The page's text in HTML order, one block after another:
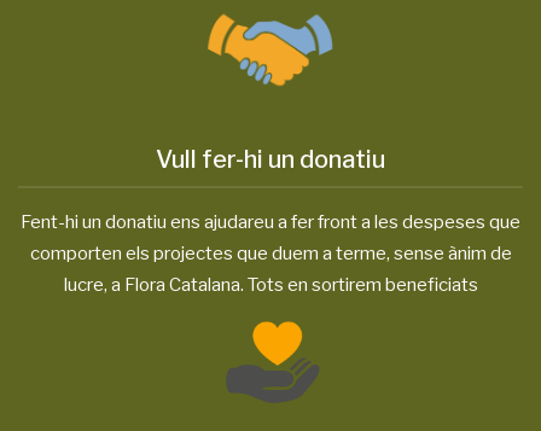
Vull fer-hi un donatiu
Fent-hi un donatiu ens ajudareu a fer front a les despeses que
comporten els projectes que duem a terme, sense ànim de
lucre, a Flora Catalana. Tots en sortirem beneficiats